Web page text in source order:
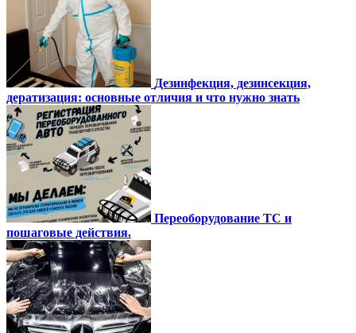
Дезинфекция, дезинсекция,
дератизация: основные отличия и что нужно знать
Переоборудование ТС и
пошаговые действия.